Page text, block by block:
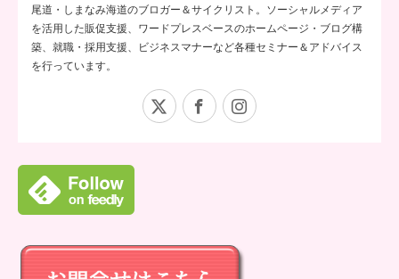
尾道・しまなみ海道のブロガー＆サイクリスト。ソーシャルメディア
を活用した販促支援、ワードプレスベースのホームページ・ブログ構
築、就職・採用支援、ビジネスマナーなど各種セミナー＆アドバイス
を行っています。
Facebook